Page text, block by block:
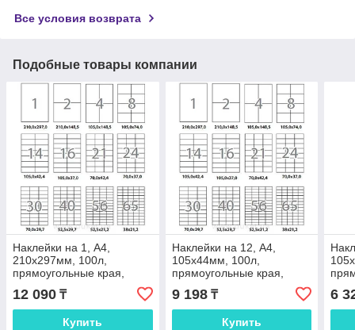
Все условия возврата
Подобные товары компании
Наклейки на 1, А4,
210x297мм, 100л,
прямоугольные края,
белые Xerox
12 090 ₸
Купить
Наклейки на 12, А4,
105x44мм, 100л,
прямоугольные края,
белые Xerox
9 198₸
Купить
6